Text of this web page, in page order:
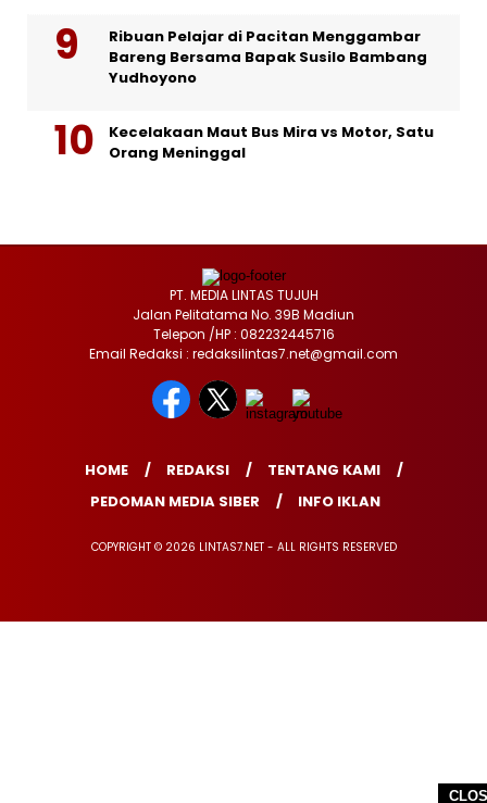
Ribuan Pelajar di Pacitan Menggambar
Bareng Bersama Bapak Susilo Bambang
Yudhoyono
Kecelakaan Maut Bus Mira vs Motor, Satu
Orang Meninggal
PT. MEDIA LINTAS TUJUH
Jalan Pelitatama No. 39B Madiun
Telepon /HP : 082232445716
Email Redaksi : redaksilintas7.net@gmail.com
HOME REDAKSI
TENTANG KAMI
PEDOMAN MEDIA SIBER
INFO IKLAN
COPYRIGHT © 2026 LINTAS7.NET - ALL RIGHTS RESERVED